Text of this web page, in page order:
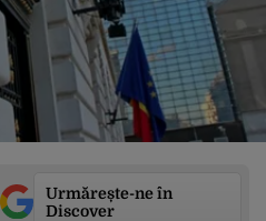
Urmărește-ne în
Discover